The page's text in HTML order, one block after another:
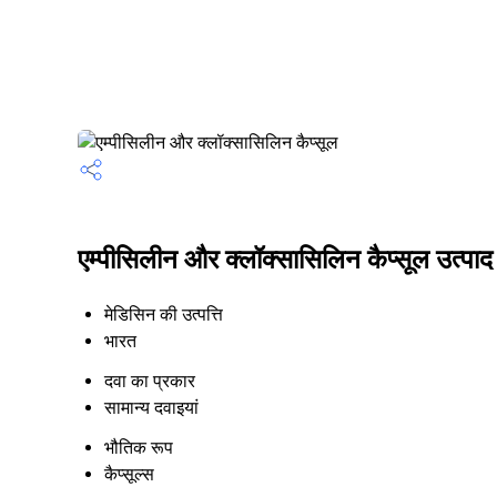
एम्पीसिलीन और क्लॉक्सासिलिन कैप्सूल
मेडिसिन की उत्पत्ति
भारत
दवा का प्रकार
सामान्य दवाइयां
भौतिक रूप
कैप्सूल्स